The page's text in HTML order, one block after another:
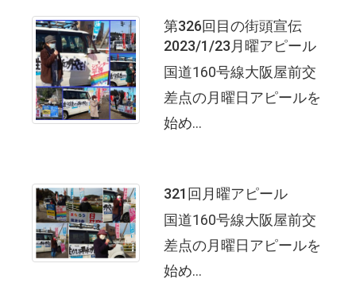
第326回目の街頭宣伝
2023/1/23月曜アピール
国道160号線大阪屋前交
差点の月曜日アピールを
始め...
321回月曜アピール
国道160号線大阪屋前交
差点の月曜日アピールを
始め...